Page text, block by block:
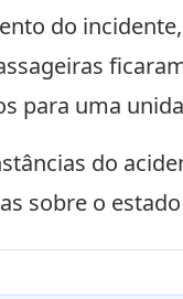
do
para uma
do
sobre o